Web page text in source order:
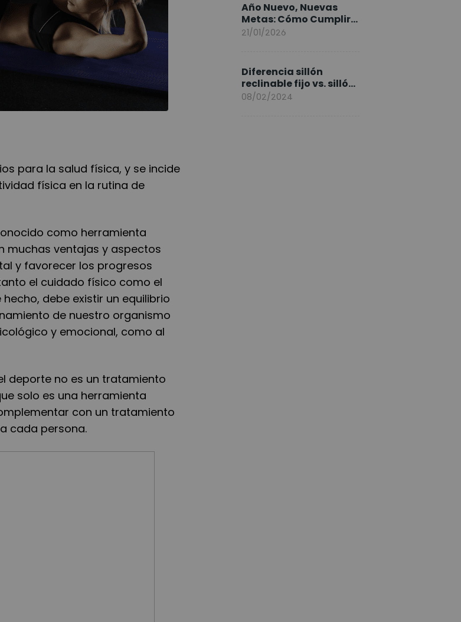
para la salud física, y se incide
física en la rutina de
como herramienta
muchas ventajas y aspectos
y favorecer los progresos
el cuidado físico como el
debe existir un equilibrio
de nuestro organismo
y emocional, como al
deporte no es un tratamiento
solo es una herramienta
con un tratamiento
cada persona.
Año Nuevo, Nuevas
Metas: Cómo Cumplir
tus Objetivos Fitness
21/01/2026
Diferencia sillón
reclinable fijo vs. sillón
elevable
08/02/2024